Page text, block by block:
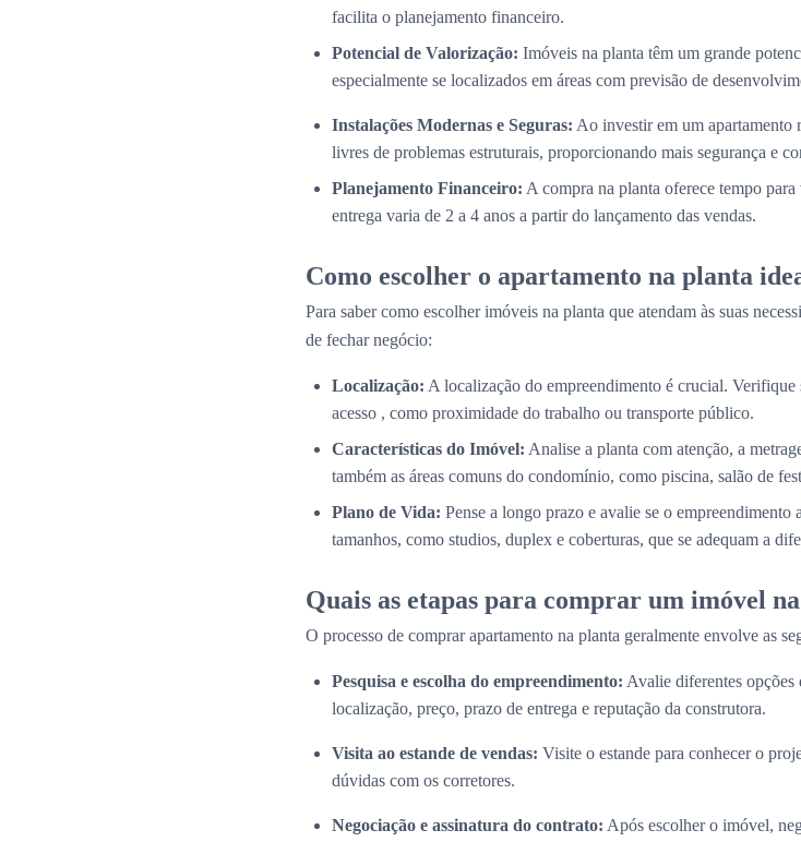
facilita o planejamento financeiro.
Potencial de Valorização: Imóveis na planta têm um grande
especialmente se localizados em áreas com previsão de
Instalações Modernas e Seguras: Ao investir em um apartamento
livres de problemas estruturais, proporcionando mais segurança e
Planejamento Financeiro: A compra na planta oferece tempo
entrega varia de 2 a 4 anos a partir do lançamento das vendas.
Como escolher o apartamento na planta
Para saber como escolher imóveis na planta que atendam às suas
de fechar negócio:
Localização: A localização do empreendimento é crucial.
acesso , como proximidade do trabalho ou transporte público.
Características do Imóvel: Analise a planta com atenção, a
também as áreas comuns do condomínio, como piscina, salão de
Plano de Vida: Pense a longo prazo e avalie se o
tamanhos, como studios, duplex e coberturas, que se adequam a
Quais as etapas para comprar um imóvel
O processo de comprar apartamento na planta geralmente envolve as
Pesquisa e escolha do empreendimento: Avalie diferentes opções
localização, preço, prazo de entrega e reputação da construtora.
Visita ao estande de vendas: Visite o estande para conhecer o
dúvidas com os corretores.
Negociação e assinatura do contrato: Após escolher o imóvel,